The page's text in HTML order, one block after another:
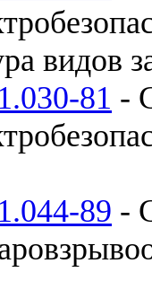
видов
81 -
89 -